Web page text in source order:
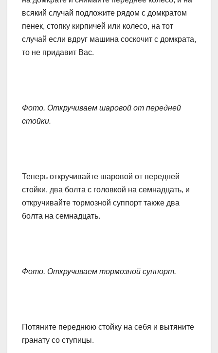
всякий случай подложите рядом с домкратом
пенек, стопку кирпичей или колесо, на тот
случай если вдруг машина соскочит с домкрата,
то не придавит Вас.
Фото. Откручиваем шаровой от передней
стойки.
Теперь откручивайте шаровой от передней
стойки, два болта с головкой на семнадцать, и
откручивайте тормозной суппорт также два
болта на семнадцать.
Фото. Откручиваем тормозной суппорт.
Потяните переднюю стойку на себя и вытяните
гранату со ступицы.